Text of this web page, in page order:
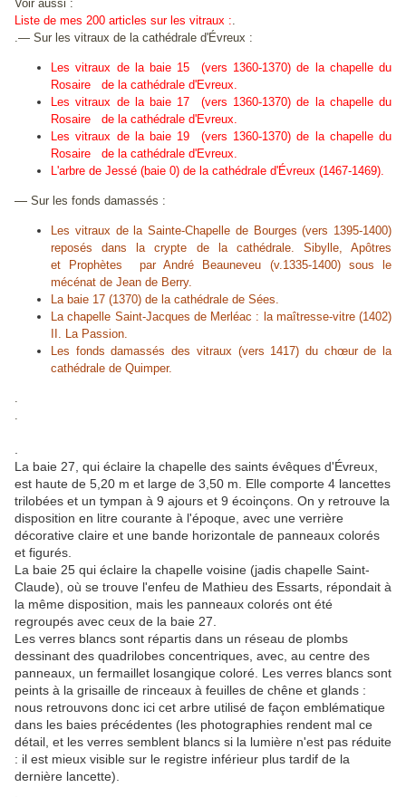
Voir aussi :
Liste de mes 200 articles sur les vitraux :.
.— Sur les vitraux de la cathédrale d'Évreux :
Les vitraux de la baie 15 (vers 1360-1370) de la chapelle du
Rosaire de la cathédrale d'Evreux.
Les vitraux de la baie 17 (vers 1360-1370) de la chapelle du
Rosaire de la cathédrale d'Evreux.
Les vitraux de la baie 19 (vers 1360-1370) de la chapelle du
Rosaire de la cathédrale d'Evreux.
L'arbre de Jessé (baie 0) de la cathédrale d'Évreux (1467-1469).
— Sur les fonds damassés :
Les vitraux de la Sainte-Chapelle de Bourges (vers 1395-1400)
reposés dans la crypte de la cathédrale. Sibylle, Apôtres
et Prophètes par André Beauneveu (v.1335-1400) sous le
mécénat de Jean de Berry.
La baie 17 (1370) de la cathédrale de Sées.
La chapelle Saint-Jacques de Merléac : la maîtresse-vitre (1402)
II. La Passion.
Les fonds damassés des vitraux (vers 1417) du chœur de la
cathédrale de Quimper.
.
.
La baie 27, qui éclaire la chapelle des saints évêques d'Évreux,
est haute de 5,20 m et large de 3,50 m. Elle comporte 4 lancettes
trilobées et un tympan à 9 ajours et 9 écoinçons. On y retrouve la
disposition en litre courante à l'époque, avec une verrière
décorative claire et une bande horizontale de panneaux colorés
et figurés.
La baie 25 qui éclaire la chapelle voisine (jadis chapelle Saint-
Claude), où se trouve l'enfeu de Mathieu des Essarts, répondait à
la même disposition, mais les panneaux colorés ont été
regroupés avec ceux de la baie 27.
Les verres blancs sont répartis dans un réseau de plombs
dessinant des quadrilobes concentriques, avec, au centre des
panneaux, un fermaillet losangique coloré. Les verres blancs sont
peints à la grisaille de rinceaux à feuilles de chêne et glands :
nous retrouvons donc ici cet arbre utilisé de façon emblématique
dans les baies précédentes (les photographies rendent mal ce
détail, et les verres semblent blancs si la lumière n'est pas réduite
: il est mieux visible sur le registre inférieur plus tardif de la
dernière lancette).